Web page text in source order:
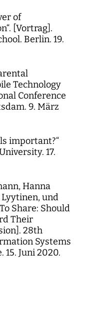
of
[Vortrag].
Berlin. 19.
Technology
Conference
9. März
important?“
17.
Hanna
und
Share: Should
Their
28th
Systems
15. Juni 2020.